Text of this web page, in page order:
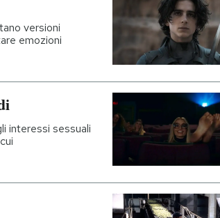
versioni
emozioni
interessi sessuali